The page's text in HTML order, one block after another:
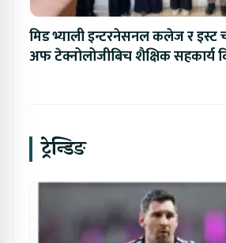
मिड भ्याली इन्टरनेसनल कलेज र इस्ट
अफ टेक्नोलोजीबिच शैक्षिक सहकार्य
ट्रेन्डिङ